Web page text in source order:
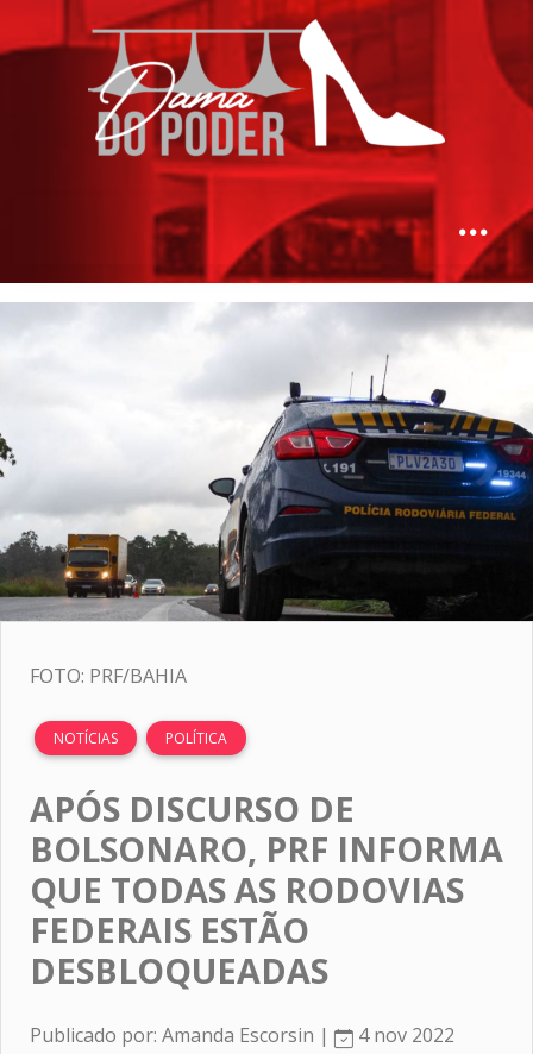
FOTO: PRF/BAHIA
NOTÍCIAS POLÍTICA
APÓS DISCURSO DE
BOLSONARO, PRF INFORMA
QUE TODAS AS RODOVIAS
FEDERAIS ESTÃO
DESBLOQUEADAS
Publicado por: Amanda Escorsin | 4 nov 2022